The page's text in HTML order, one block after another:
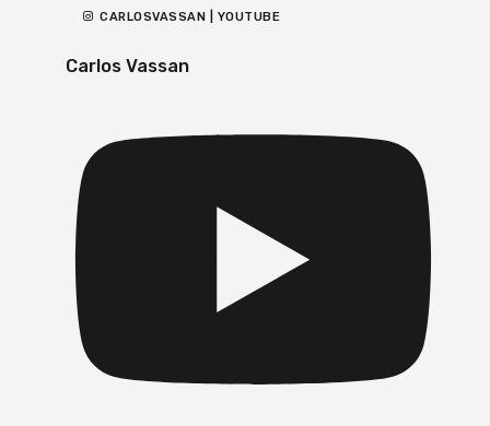
CARLOSVASSAN | YOUTUBE
Carlos Vassan